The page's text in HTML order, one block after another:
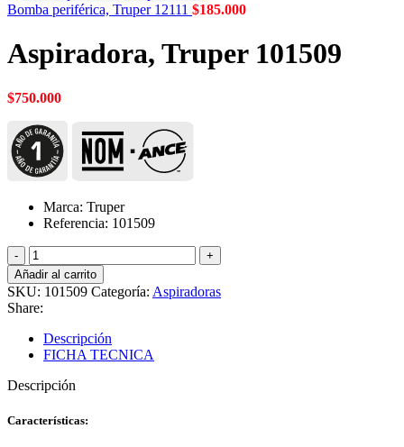
era:
Bomba periférica, Truper 12111 $185.000
Aspiradora, Truper 101509
$750.000
Marca: Truper
Referencia: 101509
Aspiradora,
Truper
101509
cantidad
Añadir al carrito
SKU: 101509 Categoría: Aspiradoras
Share:
Descripción
FICHA TECNICA
Descripción
Características: